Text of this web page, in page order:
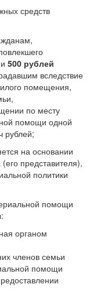
средств
500 рублей
вследствие
помещения,
по месту
помощи одной
рублей;
на основании
представителя),
политики
помощи
органом
членов семьи
помощи